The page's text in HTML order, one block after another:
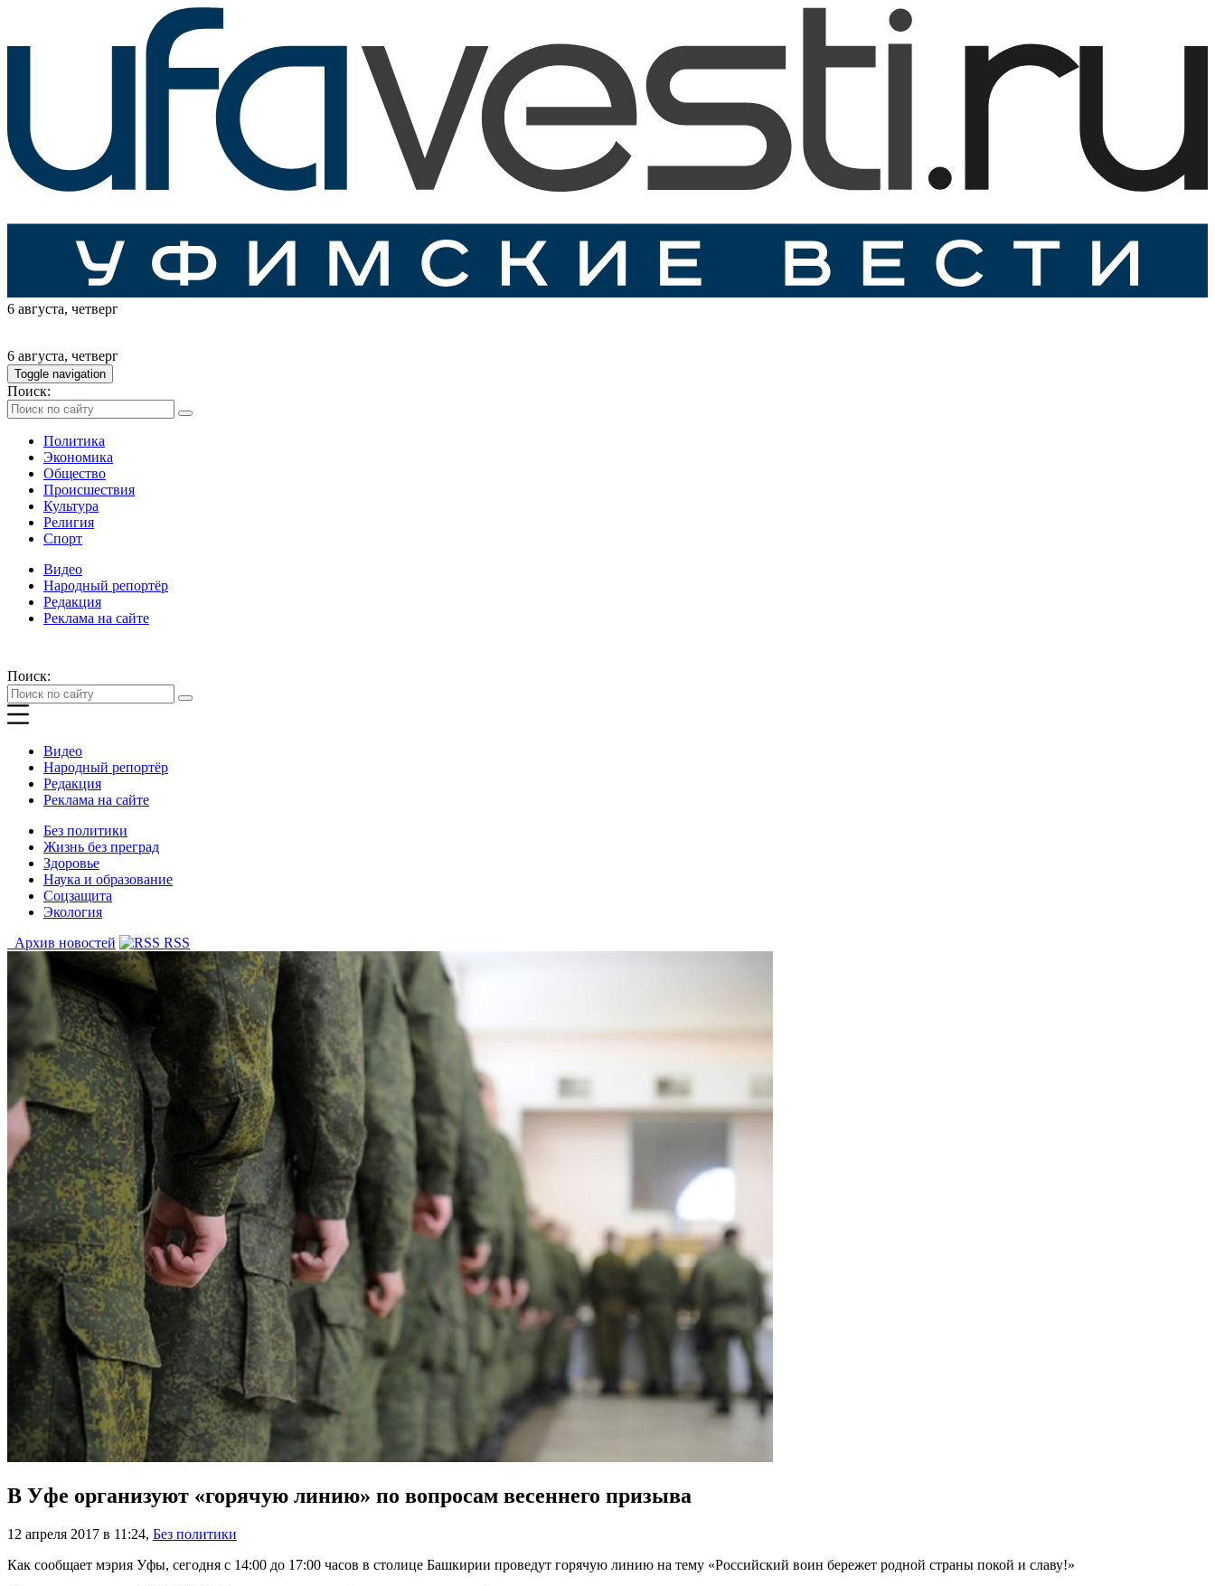
6 августа, четверг
6 августа, четверг
Toggle navigation
Поиск:
Политика
Экономика
Общество
Происшествия
Культура
Религия
Спорт
Видео
Народный репортёр
Редакция
Реклама на сайте
Поиск:
Видео
Народный репортёр
Редакция
Реклама на сайте
Без политики
Жизнь без преград
Здоровье
Наука и образование
Соцзащита
Экология
Архив новостей
RSS
В Уфе организуют «горячую линию» по вопросам весеннего призыва
12 апреля 2017 в 11:24, Без политики
Как сообщает мэрия Уфы, сегодня с 14:00 до 17:00 часов в столице Башкирии проведут горячую линию на тему «Российский воин бережет родной страны покой и славу!»